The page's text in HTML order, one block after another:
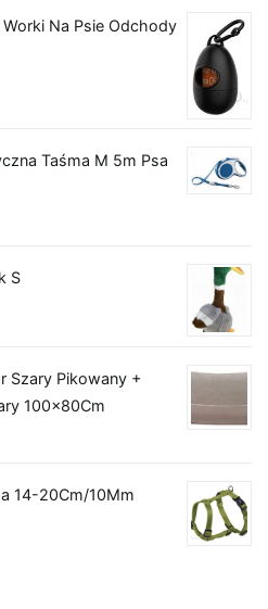
Na Psie Odchody
Taśma M 5m Psa
S
Szary Pikowany +
100x80Cm
14-20Cm/10Mm